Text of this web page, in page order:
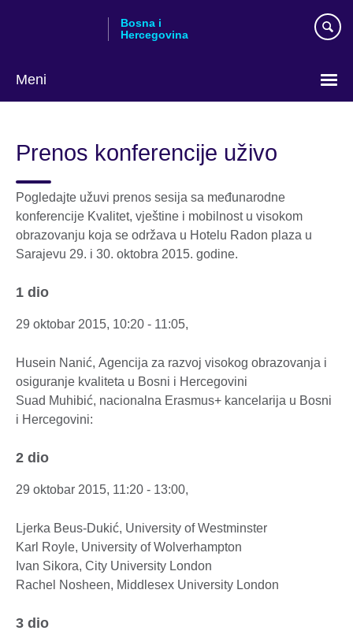
Bosna i
Hercegovina
Meni
language
Prenos konferencije uživo
Pogledajte užuvi prenos sesija sa međunarodne
konferencije Kvalitet, vještine i mobilnost u visokom
obrazovanju koja se održava u Hotelu Radon plaza u
Sarajevu 29. i 30. oktobra 2015. godine.
1 dio
29 oktobar 2015, 10:20 - 11:05,
Husein Nanić, Agencija za razvoj visokog obrazovanja i
osiguranje kvaliteta u Bosni i Hercegovini
Suad Muhibić, nacionalna Erasmus+ kancelarija u Bosni
i Hercegovini:
2 dio
29 oktobar 2015, 11:20 - 13:00,
Ljerka Beus-Dukić, University of Westminster
Karl Royle, University of Wolverhampton
Ivan Sikora, City University London
Rachel Nosheen, Middlesex University London
3 dio